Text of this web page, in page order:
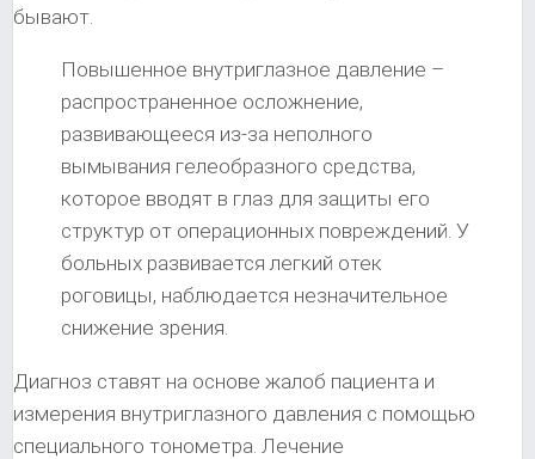
бывают.
Повышенное внутриглазное давление –
распространенное осложнение,
развивающееся из-за неполного
вымывания гелеобразного средства,
которое вводят в глаз для защиты его
структур от операционных повреждений. У
больных развивается легкий отек
роговицы, наблюдается незначительное
снижение зрения.
Диагноз ставят на основе жалоб пациента и
измерения внутриглазного давления с помощью
специального тонометра. Лечение